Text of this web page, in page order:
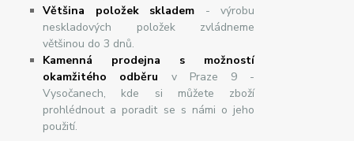
Většina položek skladem - výrobu
neskladových položek zvládneme
většinou do 3 dnů.
Kamenná prodejna s možností
okamžitého odběru v Praze 9 -
Vysočanech, kde si můžete zboží
prohlédnout a poradit se s námi o jeho
použití.